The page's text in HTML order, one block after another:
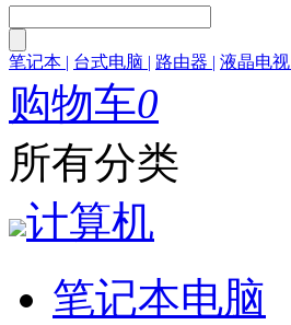
笔记本 | 台式电脑 | 路由器 | 液晶电视
购物车0
所有分类
计算机
笔记本电脑